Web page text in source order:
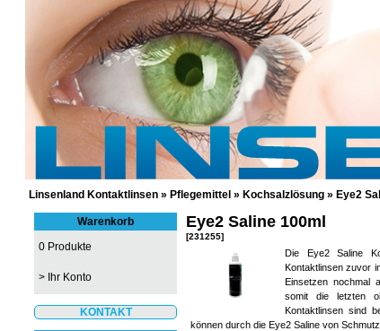
GÜNSTIGE KONTAKTLINSEN
Linsenland Kontaktlinsen » Pflegemittel » Kochsalzlösung » Eye2
Warenkorb
0 Produkte
> Ihr Konto
KONTAKT
Eye2 Saline 100ml
[231255]
Die Eye2 Saline
Kontaktlinsen zuvor
Einsetzen nochmal
somit die letzten
Kontaktlinsen sind
können durch die Eye2 Saline von